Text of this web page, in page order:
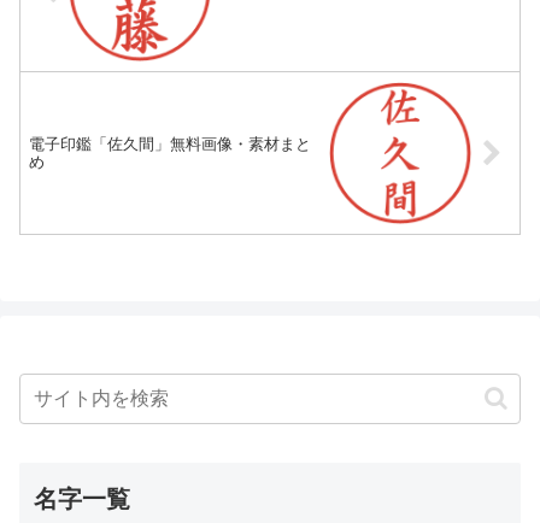
電子印鑑「佐久間」無料画像・素材まと
め
名字一覧